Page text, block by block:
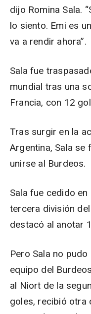
dijo Romina Sala.
lo siento. Emi es
va a rendir ahora”.
Sala fue
mundial tras una
Francia, con 12
Tras surgir en la
Argentina, Sala se
unirse al Burdeos.
Sala fue cedido
tercera división
destacó al anotar
Pero Sala no
equipo del
al Niort de la
goles, recibió otra